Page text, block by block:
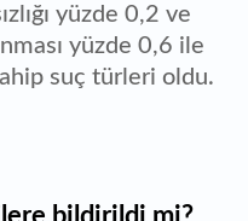
yüzde 0,2 ve
yüzde 0,6 ile
suç türleri oldu.